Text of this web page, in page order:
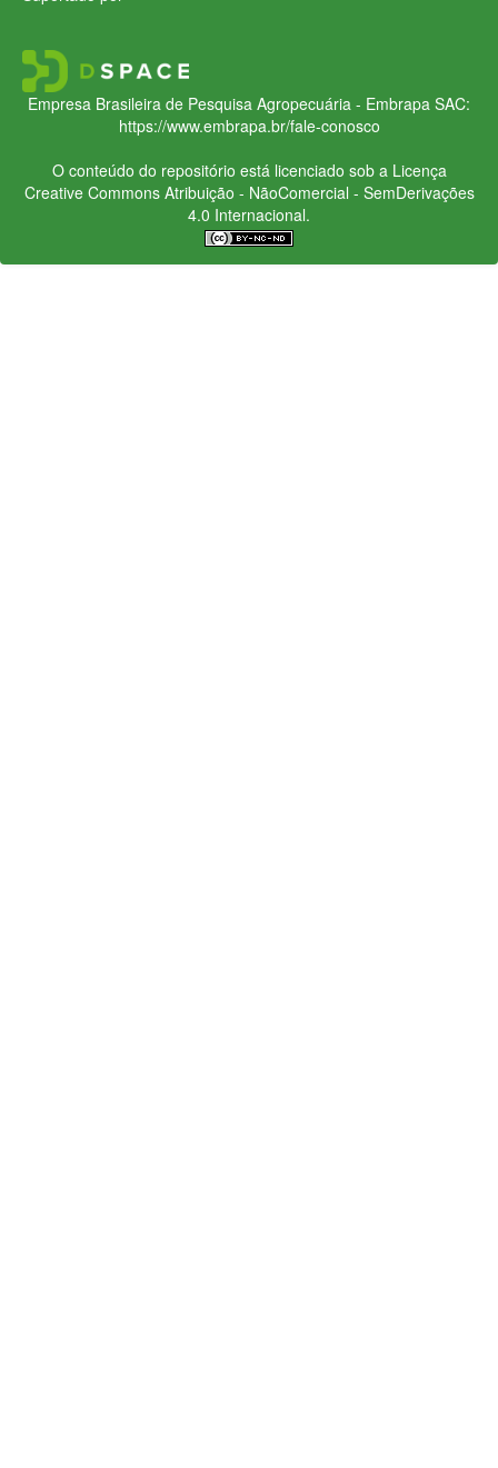
Empresa Brasileira de Pesquisa Agropecuária - Embrapa SAC:
https://www.embrapa.br/fale-conosco
O conteúdo do repositório está licenciado sob a Licença
Creative CommonsAtribuição - NãoComercial - SemDerivações
4.0 Internacional.